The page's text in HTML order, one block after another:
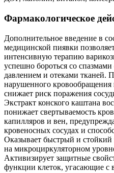
Фармакологическое
Дополнительное введение в
медицинской пиявки
интенсивную терапию
успешно бороться со
давлением и отеками тканей.
нарушенного
снижает риск поражения
Экстракт конского каштана
понижает свертываемость
капилляров и вен,
кровеносных сосудах и
Оказывает быстрый и
на микроциркуляторном
Активизирует защитные
функции клеток, угасающие с